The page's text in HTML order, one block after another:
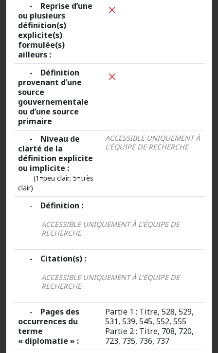
- Reprise d’une
ou plusieurs
définition(s)
explicite(s)
formulée(s)
ailleurs :
- Définition
provenant d’une
source
gouvernementale
ou d’une source
primaire
- Niveau de
clarté de la
définition explicite
ou implicite :
(1=peu clair; 5=très
clair)
ACCESSIBLE UNIQUEMENT À
L’ÉQUIPE DE RECHERCHE
- Définition :
ACCESSIBLE UNIQUEMENT À L’ÉQUIPE DE
RECHERCHE
- Citation(s) :
ACCESSIBLE UNIQUEMENT À L’ÉQUIPE DE
RECHERCHE
- Pages des
occurrences du
terme
« diplomatie » :
Partie 1 : Titre, 528, 529,
531, 539, 545, 552, 555
Partie 2 : Titre, 708, 720,
723, 735, 736, 737